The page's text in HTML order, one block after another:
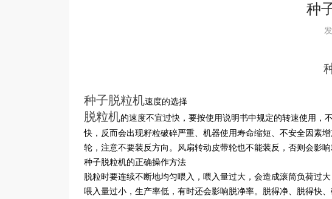
种
种子脱粒机速度的选择
脱粒机的速度不宜过快，要按使用说明书中规定的转速使用，
快，反而会出现籽粒破碎严重、机器使用寿命缩短、不安全因素
轮，注意不要装反方向。风扇转动皮带轮也不能装反，否则会影响
种子脱粒机的正确操作方法
脱粒时要连续不断地均匀喂入，喂入量过大，会造成滚筒负荷过
喂入量过小，生产率低，有时还会影响脱净率。脱得净、脱得快